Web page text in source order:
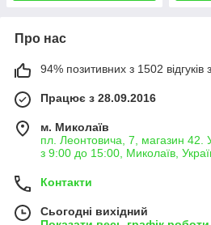
Про нас
94% позитивних з 1502 відгуків
Працює з 28.09.2016
м. Миколаїв
пл. Леонтовича, 7, магазин
з 9:00 до 15:00, Миколаїв,
Контакти
Сьогодні вихідний